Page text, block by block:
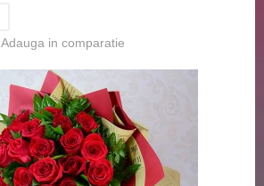
Adauga in comparatie